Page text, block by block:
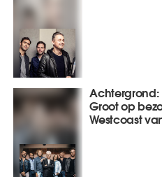
Groot op
Westcoast